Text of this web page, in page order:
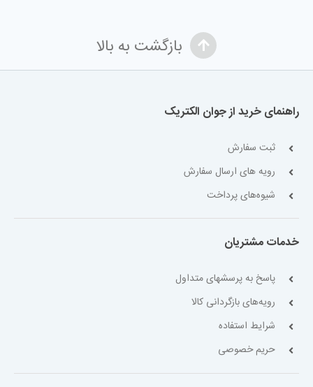
بازگشت به بالا
راهنمای خرید از جوان الکتریک
ثبت سفارش
رویه های ارسال سفارش
شیوه‌های پرداخت
خدمات مشتریان
پاسخ به پرسشهای متداول
رویه‌های بازگردانی کالا
شرایط استفاده
حریم خصوصی